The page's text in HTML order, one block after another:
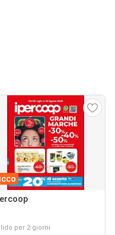
per 2 giorni